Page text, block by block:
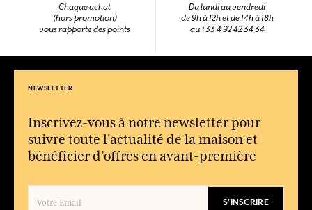
Chaque achat
(hors promotion)
vous rapporte des points
Du lundi au vendredi
de 9h à 12h et de 14h à 18h
au +33 4 92 42 34 34
NEWSLETTER
Inscrivez-vous à notre newsletter pour
suivre toute l'actualité de la maison et
bénéficier d’offres en avant-première
S'INSCRIRE